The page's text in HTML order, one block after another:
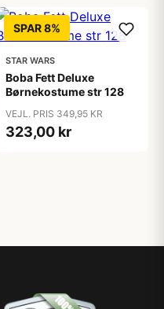
SPAR 8%
STAR WARS
Boba Fett Deluxe
Børnekostume str 128
VEJL. PRIS 349,95 KR
323,00 kr